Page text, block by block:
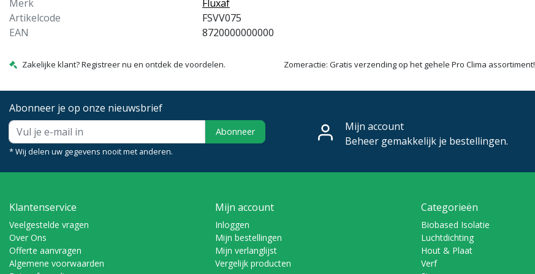
Merk
Fluxaf
Artikelcode
FSVV075
EAN
8720000000000
Zakelijke klant? Registreer nu en ontdek de voordelen. Zomeractie: Gratis verzending op het gehele Pro Clima assortiment!
Abonneer je op onze nieuwsbrief
Abonneer
* Wij delen uw gegevens nooit met anderen.
Mijn account
Beheer gemakkelijk je bestellingen.
Klantenservice
Veelgestelde vragen
Over Ons
Offerte aanvragen
Algemene voorwaarden
Mijn account
Inloggen
Mijn bestellingen
Mijn verlanglijst
Vergelijk producten
Categorieën
Biobased Isolatie
Luchtdichting
Hout & Plaat
Verf